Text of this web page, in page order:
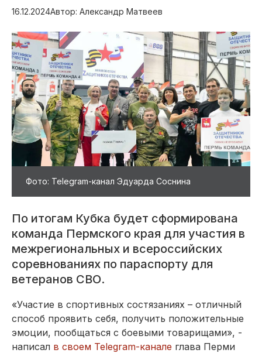
Благоустройство
16.12.2024Автор: Александр Матвеев
Фото: Telegram-канал Эдуарда Соснина
По итогам Кубка будет сформирована
команда Пермского края для участия в
межрегиональных и всероссийских
соревнованиях по параспорту для
ветеранов СВО.
«Участие в спортивных состязаниях – отличный
способ проявить себя, получить положительные
эмоции, пообщаться с боевыми товарищами», -
написал в своем Telegram-канале глава Перми